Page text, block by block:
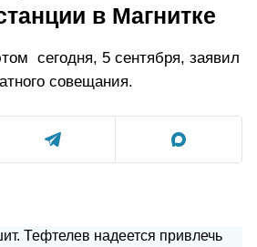
в Магнитке
сегодня, 5 сентября, заявил
совещания.